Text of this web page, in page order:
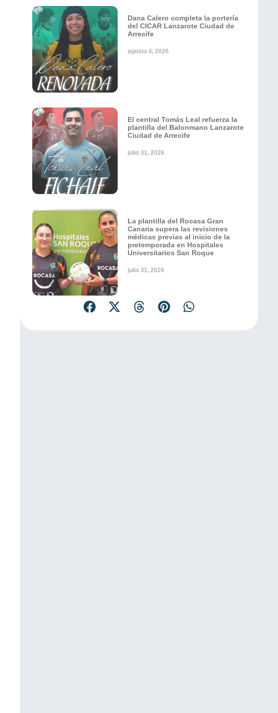
Dana Calero completa la portería
del CICAR Lanzarote Ciudad de
Arrecife
agosto 4, 2026
El central Tomás Leal refuerza la
plantilla del Balonmano Lanzarote
Ciudad de Arrecife
julio 31, 2026
La plantilla del Rocasa Gran
Canaria supera las revisiones
médicas previas al inicio de la
pretemporada en Hospitales
Universitarios San Roque
julio 31, 2026